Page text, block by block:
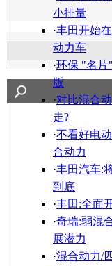
小排量
·丰田开始
动力车
·环保 "名
版
·对比混合
走?
·不看好电
合动力
·丰田汽车:
到底
·丰田:全面
·奇瑞:弱混
展潜力
·混合动力/